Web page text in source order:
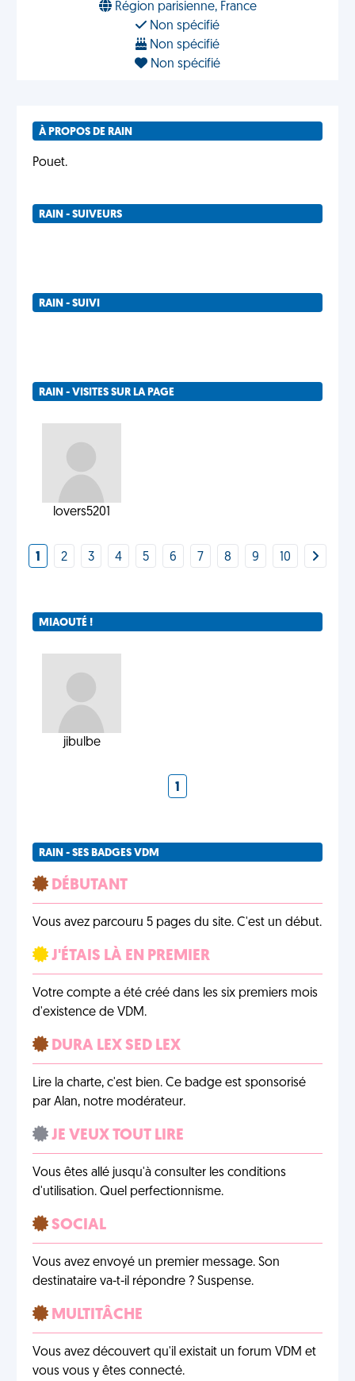
Région parisienne, France
Non spécifié
Non spécifié
Non spécifié
À PROPOS DE RAIN
Pouet.
RAIN - SUIVEURS
RAIN - SUIVI
RAIN - VISITES SUR LA PAGE
lovers5201
1 2 3 4 5 6 7 8 9 10
MIAOUTÉ !
jibulbe
1
RAIN - SES BADGES VDM
DÉBUTANT
Vous avez parcouru 5 pages du site. C'est un début.
J'ÉTAIS LÀ EN PREMIER
Votre compte a été créé dans les six premiers mois
d'existence de VDM.
DURA LEX SED LEX
Lire la charte, c'est bien. Ce badge est sponsorisé
par Alan, notre modérateur.
JE VEUX TOUT LIRE
Vous êtes allé jusqu'à consulter les conditions
d'utilisation. Quel perfectionnisme.
SOCIAL
Vous avez envoyé un premier message. Son
destinataire va-t-il répondre ? Suspense.
MULTITÂCHE
Vous avez découvert qu'il existait un forum VDM et
vous vous y êtes connecté.